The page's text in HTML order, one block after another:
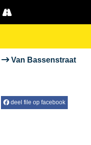
Van Bassenstraat
deel file op facebook